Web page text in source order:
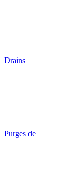
Drains
Purges de